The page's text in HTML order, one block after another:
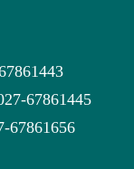
67861445
67861656